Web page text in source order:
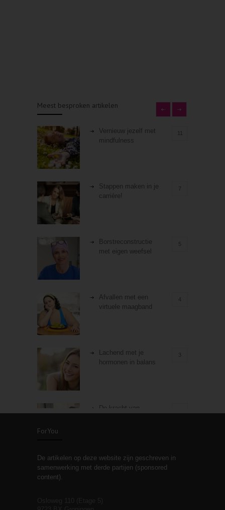
Meest besproken artikelen
Vernieuw jezelf met
mindfulness
Stappen maken in je
carrière!
7
Borstreconstructie
met eigen weefsel
5
Afvallen met een
virtuele maagband
4
Lachend met je
hormonen in balans
3
De kracht van
Stiefouderschap en
relaties
ForYou
De artikelen op deze website zijn geschreven in
samenwerking met derde partijen (sponsored
content).